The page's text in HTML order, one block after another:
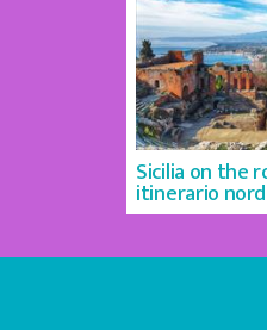
Sicilia on the
itinerario